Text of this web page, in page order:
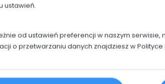
ustawień.
od ustawień preferencji w naszym
o przetwarzaniu danych znajdziesz w